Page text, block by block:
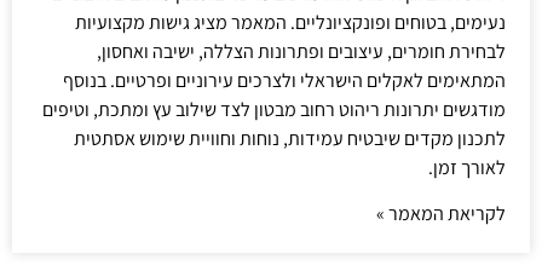
נעימים, בטוחים ופונקציונליים. המאמר מציג גישות מקצועיות
לבחירת חומרים, עיצובים ופתרונות הצללה, ישיבה ואחסון,
המתאימים לאקלים הישראלי ולצרכים עירוניים ופרטיים. בנוסף
מודגשים יתרונות ריהוט רחוב מבטון לצד שילוב עץ ומתכת, וטיפים
לתכנון מקדים שיבטיח עמידות, נוחות וחוויית שימוש אסתטית
לאורך זמן.
לקריאת המאמר »